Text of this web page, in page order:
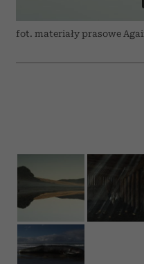
fot. materiały prasowe